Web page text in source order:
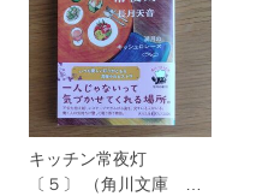
キッチン常夜灯
〔５〕 （角川文庫 な